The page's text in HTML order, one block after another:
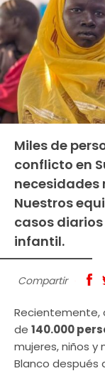
Miles de
conflicto en
necesidades
Nuestros
casos
infantil.
Compartir
Recientemente,
de 140.000
mujeres, niños y
Blanco después